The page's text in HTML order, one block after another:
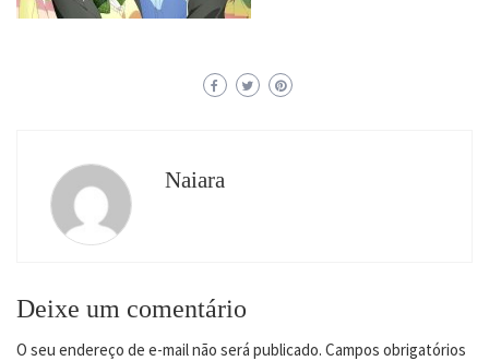
Naiara
Deixe um comentário
O seu endereço de e-mail não será publicado. Campos obrigatórios